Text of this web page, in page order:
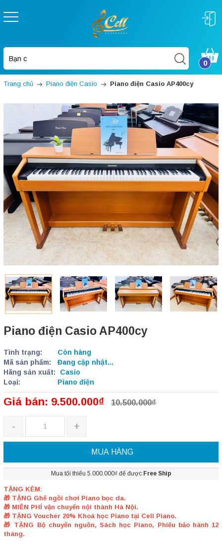
0
Trang chủ Piano điện Casio Piano điện Casio AP400cy
Piano điện Casio AP400cy
Tình trạng:
Còn hàng
Mã sản phẩm:
Đang cập nhật...
Hãng sản xuất:
Casio
Loại:
Piano điện
Giá bán: 9.500.000₫ 10.500.000₫
- +
MUA HÀNG
Mua tối thiểu 5.000.000₫ để được Free Ship
TẶNG KÈM:
🎁 TẶNG Ghế ngồi chơi Piano bọc da.
🎁 MIỄN PHÍ vận chuyển nội thành Hà Nội.
🎁 TẶNG Voucher 20% Khoá học Piano tại Cell Piano.
🎁 TẶNG Bộ chuyển nguồn, Sách học Piano, Phiếu bảo hành 12
tháng.